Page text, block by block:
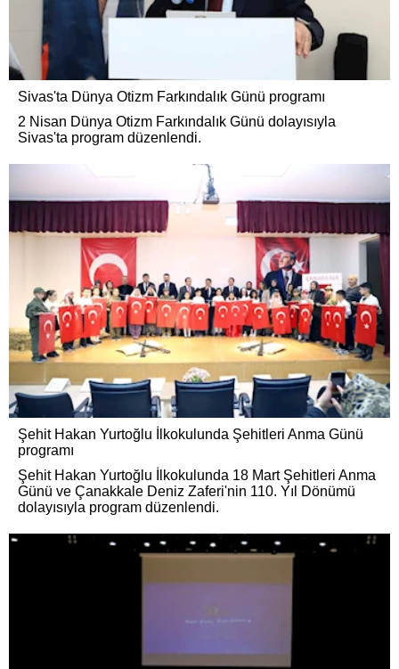
Sivas'ta Dünya Otizm Farkındalık Günü programı
2 Nisan Dünya Otizm Farkındalık Günü dolayısıyla
Sivas'ta program düzenlendi.
Şehit Hakan Yurtoğlu İlkokulunda Şehitleri Anma Günü
programı
Şehit Hakan Yurtoğlu İlkokulunda 18 Mart Şehitleri Anma
Günü ve Çanakkale Deniz Zaferi'nin 110. Yıl Dönümü
dolayısıyla program düzenlendi.